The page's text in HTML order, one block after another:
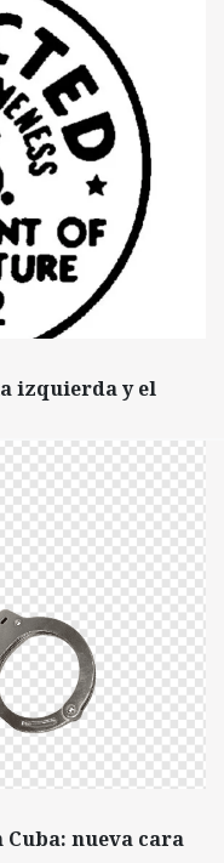
izquierda y el
Cuba: nueva cara